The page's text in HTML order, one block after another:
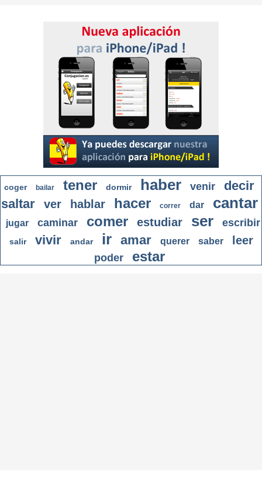
coger bailar tener dormir haber venir
decir
saltar
ver hablar hacer correr dar cantar
jugar caminar comer estudiar ser escribir
salir vivir andar ir amar querer saber leer
poder estar